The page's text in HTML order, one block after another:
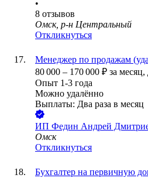
•
8 отзывов
Омск, р-н Центральный
Откликнуться
Менеджер по продажам
80 000 – 170 000 ₽ за месяц,
Опыт 1-3 года
Можно удалённо
Выплаты: Два раза в месяц
ИП Федин Андрей
Омск
Откликнуться
Бухгалтер на первичную